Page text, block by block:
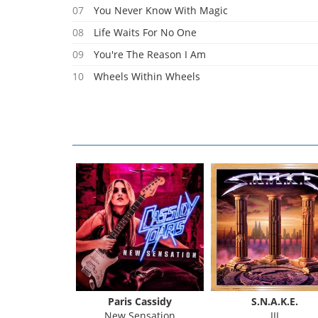
07
You Never Know With Magic
08
Life Waits For No One
09
You're The Reason I Am
10
Wheels Within Wheels
Paris Cassidy
New Sensation
S.N.A.K.E.
III